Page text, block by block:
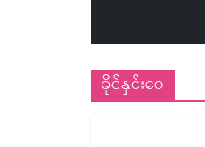
ခိုင်နှင်းဝေ